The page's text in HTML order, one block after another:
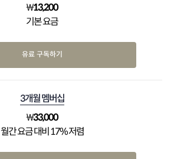
₩13,200
기본 요금
유료 구독하기
3개월 멤버십
₩33,000
월간 요금 대비 17% 저렴